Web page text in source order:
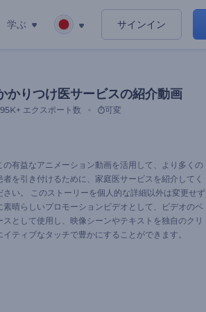
学ぶ サインイン
かりつけ医サービスの紹介動画
エクスポート数 可変
の有益なアニメーション動画を活用して、より多くの
者を引き付けるために、家庭医サービスを紹介してく
さい。 このストーリーを個人的な詳細以外は変更せず
素晴らしいプロモーションビデオとして、ビデオのベ
スとして使用し、映像シーンやテキストを独自のクリ
イティブなタッチで豊かにすることができます。